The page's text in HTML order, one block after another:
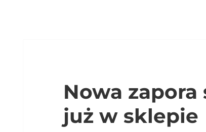
Nowa zapora
już w sklepie